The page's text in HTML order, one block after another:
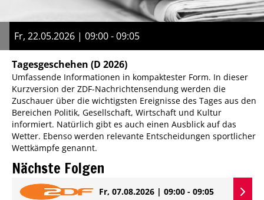
Fr, 22.05.2026 | 09:00 - 09:05
Tagesgeschehen (D 2026)
Umfassende Informationen in kompaktester Form. In dieser
Kurzversion der ZDF-Nachrichtensendung werden die
Zuschauer über die wichtigsten Ereignisse des Tages aus den
Bereichen Politik, Gesellschaft, Wirtschaft und Kultur
informiert. Natürlich gibt es auch einen Ausblick auf das
Wetter. Ebenso werden relevante Entscheidungen sportlicher
Wettkämpfe genannt.
Nächste Folgen
Fr, 07.08.2026 | 09:00 - 09:05